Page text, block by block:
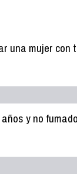
una mujer con
y no